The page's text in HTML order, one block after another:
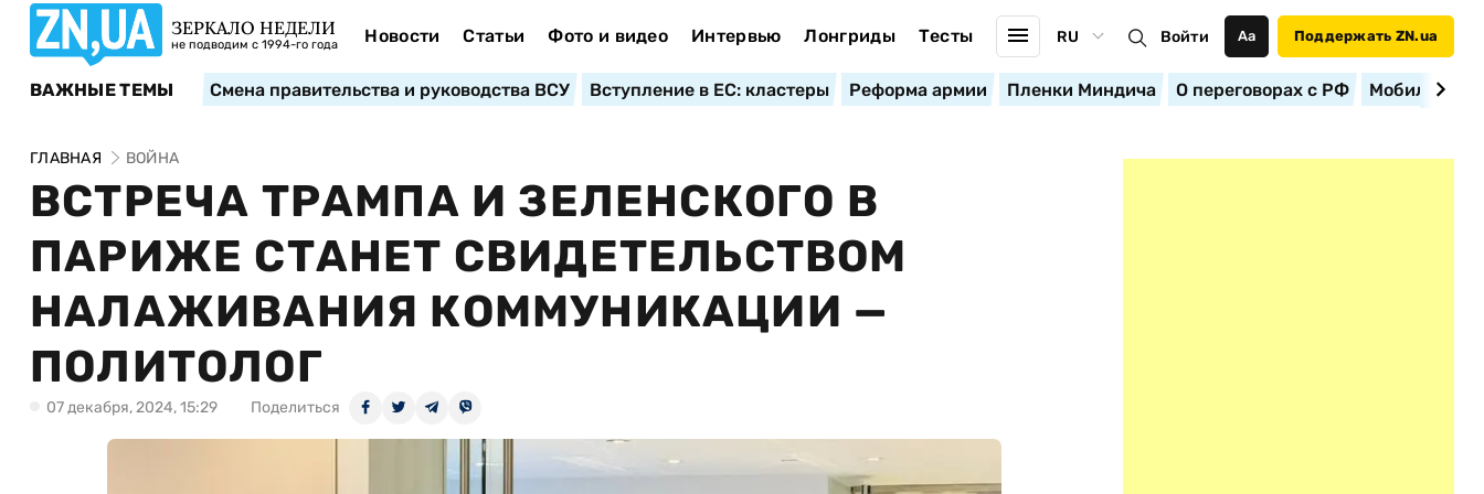
ЗЕРКАЛО НЕДЕЛИ
не подводим с 1994-го года Новости Статьи Фото и видео Интервью Лонгриды Тесты RU Войти Аа Поддержать ZN.ua
ВАЖНЫЕ ТЕМЫ Смена правительства и руководства ВСУ Вступление в ЕС: кластеры Реформа армии Пленки Миндича О переговорах с РФ
ГЛАВНАЯ ВОЙНА
ВСТРЕЧА ТРАМПА И ЗЕЛЕНСКОГО В
ПАРИЖЕ СТАНЕТ СВИДЕТЕЛЬСТВОМ
НАЛАЖИВАНИЯ КОММУНИКАЦИИ —
ПОЛИТОЛОГ
07 декабря, 2024, 15:29 Поделиться